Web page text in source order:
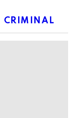
CRIMINAL